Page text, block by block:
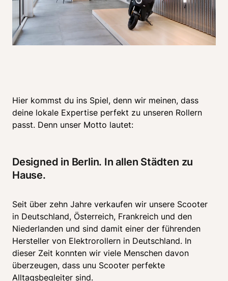
Hier kommst du ins Spiel, denn wir meinen, dass
deine lokale Expertise perfekt zu unseren Rollern
passt. Denn unser Motto lautet:
Designed in Berlin. In allen Städten zu
Hause.
Seit über zehn Jahre verkaufen wir unsere Scooter
in Deutschland, Österreich, Frankreich und den
Niederlanden und sind damit einer der führenden
Hersteller von Elektrorollern in Deutschland. In
dieser Zeit konnten wir viele Menschen davon
überzeugen, dass unu Scooter perfekte
Alltagsbegleiter sind.